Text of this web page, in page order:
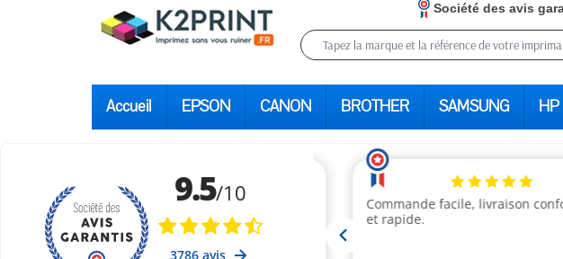
Société des avis
Accueil EPSON CANON BROTHER SAMSUNG HP